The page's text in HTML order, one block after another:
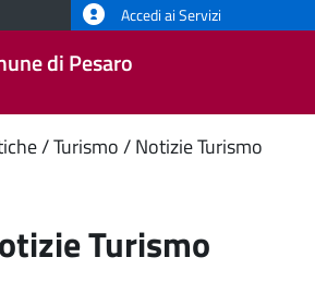
Accedi ai Servizi
di Pesaro
Turismo
Notizie Turismo
Turismo